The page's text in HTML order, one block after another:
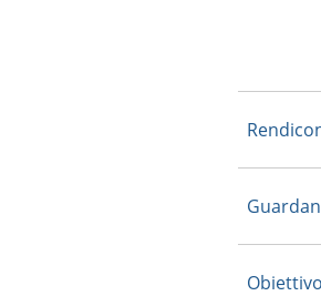
Sostenibilità
rilevanti di